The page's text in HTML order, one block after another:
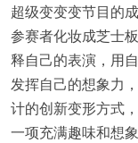
超级变变变节目的
参赛者化妆成芝士
释自己的表演，用
发挥自己的想象力
计的创新变形方式
一项充满趣味和想